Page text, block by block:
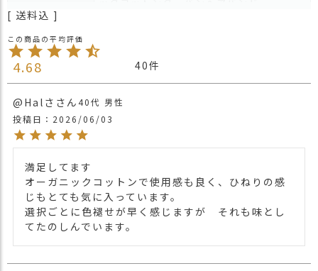
交
換
無
料
ャ
ぶれるサイズ感。
数枚の生地を重ね合わせて縫製し、かぶっ
年中季節問わずかぶれます。
また肌あたりも気持ちよく外出としてはも
間着用時でも安心です。
群。洗濯も可能です。
オーガニックコットンを使用しているの
で、お肌の弱い方や抗がん剤の副作用によ
送料込
4.68 40
@Halさ 40代 男性
投稿日
2026/06/03
満足してます
オーガニックコットンで使用感も良く、ひねりの感
じもとても気に入っています。
選択ごとに色褪せが早く感じますが　それも味とし
てたのしんでいます。